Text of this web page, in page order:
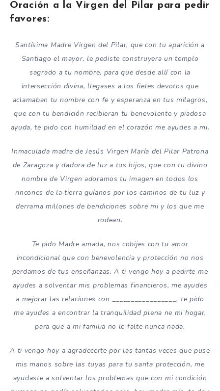
Oración a la Virgen del Pilar para pedir
favores:
Santísima Madre Virgen del Pilar, que con tu aparición a
Santiago el mayor, le pediste construyera un templo
sagrado a tu nombre, para que desde allí con la
intersección divina, llegases a los fieles devotos que
aclamaban tu nombre con fe y esperanza en tus milagros,
que con tu bendición recibieran tu benevolente y piadosa
ayuda, te pido con humildad en el corazón me ayudes a mi.
Inmaculada madre de Jesús Virgen María del Pilar Patrona
de Zaragoza y dadora de luz a tus hijos, que con tu divino
nombre de Virgen adoramos tu imagen en todos los
rincones de la tierra guíanos por los caminos de tu luz y
derrama millones de bendiciones sobre mi y los que me
rodean.
Te pido Madre amada, nos cobijes con tu amor
incondicional que con benevolencia y protección no nos
perdamos de tus enseñanzas. A ti vengo hoy a pedirte me
ayudes a solventar mis problemas financieros, me ayudes
a mejorar las relaciones con _________________, te pido
me ayudes a encontrar la tranquilidad plena ne mi hogar,
para que a mi familia no le falte nunca nada.
A ti vengo hoy a agradecerte por las tantas veces que puse
mis manos sobre las tuyas para tu santa protección, me
ayudaste a solventar los problemas que con mi condición